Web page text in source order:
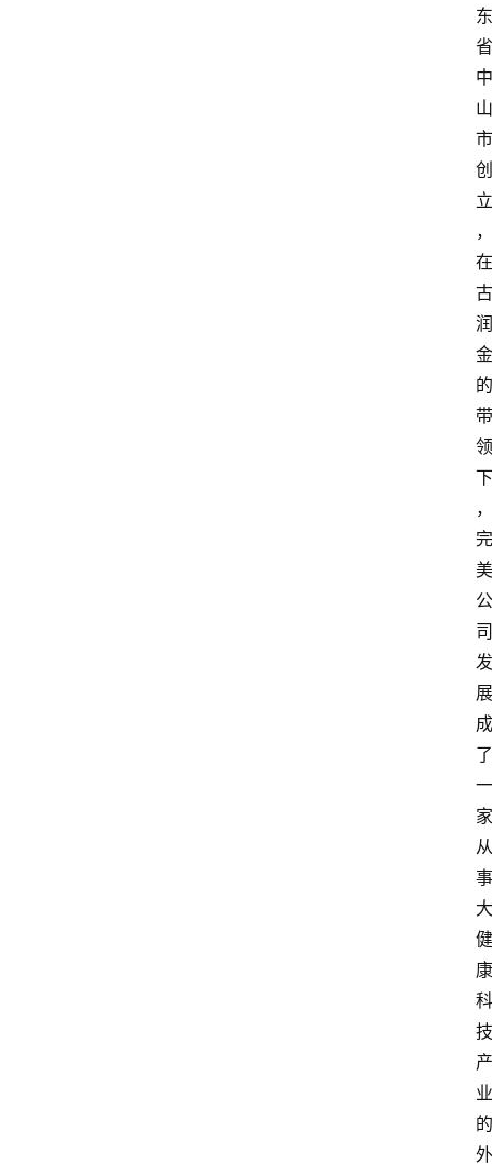
东
省
中
山
市
创
立
，
在
古
润
金
的
带
领
下
，
完
美
公
司
发
展
成
了
一
家
从
事
大
健
康
科
技
产
业
的
外